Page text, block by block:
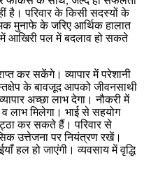
है। परिवार के किसी सदस्यों के
मुनाफे के जरिए आर्थिक हालात
पल में बदलाव हो सकते
कर सकेंगे। व्यापार में परेशानी
के बावजूद आपको जीवनसाथी
अच्छा लाभ देगा। नौकरी में
लाभ मिलेगा। भाई से सहयोग
कर सकते हैं। परिवार से
उत्तेजना पर नियंत्रण रखें।
हल हो जाएंगी। व्यवसाय में वृद्धि